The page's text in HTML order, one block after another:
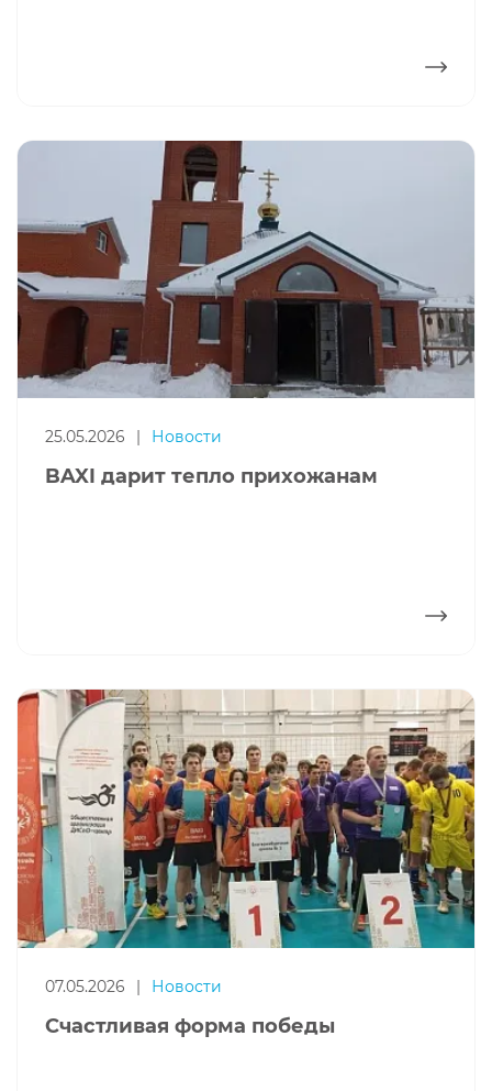
25.05.2026 Новости
BAXI дарит тепло прихожанам
07.05.2026 | Новости
Счастливая форма победы